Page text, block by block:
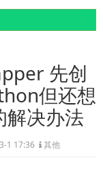
先创
但还想
解决办法
1 17:36 其他